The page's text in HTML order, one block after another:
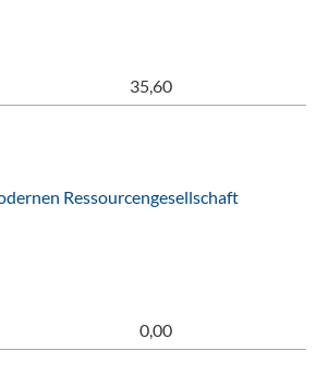
35,60
Ressourcengesellschaft
0,00